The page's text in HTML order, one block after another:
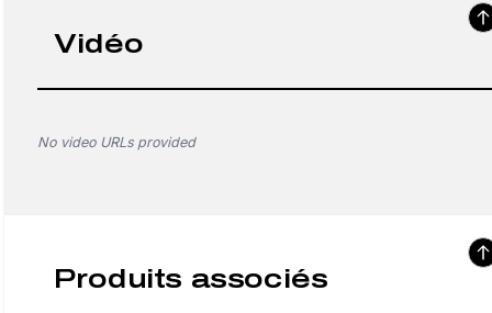
Vidéo
No video URLs provided
Produits associés